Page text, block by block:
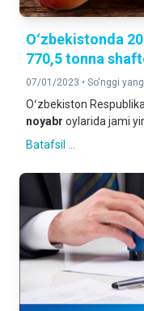
Oʻzbekistonda
770,5 tonna
07/01/2023 • So'nggi
Oʻzbekiston
noyabr oylarida jami
Batafsil ...